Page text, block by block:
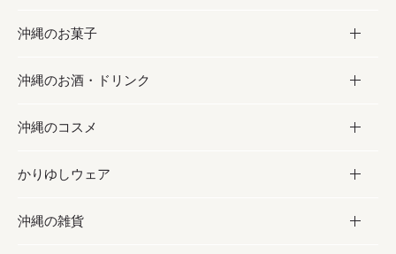
お肉
海産物
缶詰／パウチ
沖縄料理
沖縄そば／乾麺
レトルト食品
乾物／粉類
調味料
砂糖／黒砂糖
塩
お酢／ドレッシング
しょうゆ
沖縄のお菓子
お菓子
黒糖
ちんすこう
伝統菓子
沖縄のお酒・ドリンク
お酒・ドリンク
泡盛
ビール・チューハイ
沖縄のコスメ
コスメ
スキンケア
かりゆしウェア
かりゆしウェア
沖縄の雑貨